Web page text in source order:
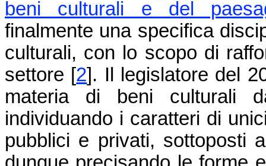
beni culturali e del
finalmente una specifica
culturali, con lo scopo di
settore [2] . Il legislatore del
materia di beni culturali
individuando i caratteri di
pubblici e privati, sottoposti